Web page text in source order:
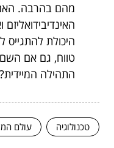
מהם בהרבה.
היכולת להתגייס
טווח, גם אם
התהילה המיידית?
טכנולוגיה עולם